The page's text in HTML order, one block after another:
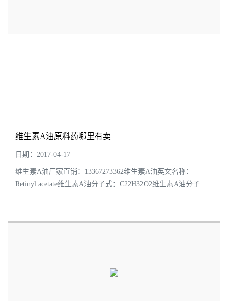
维生素A油原料药哪里有卖
日期：2017-04-17
维生素A油厂家直销：13367273362维生素A油英文名称：
Retinyl acetate维生素A油分子式：C22H32O2维生素A油分子